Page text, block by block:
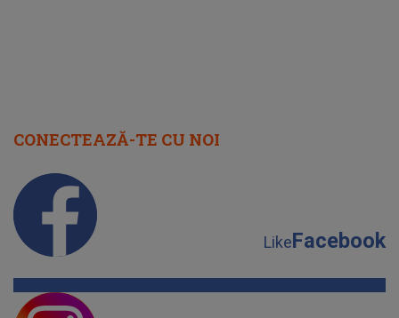
CONECTEAZĂ-TE CU NOI
LikeFacebook